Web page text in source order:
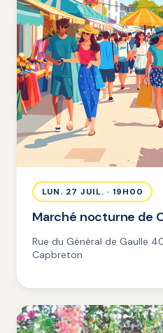
LUN. 27 JUIL. · 19H00
Marché nocturne de
Rue du Général de Gaulle
Capbreton